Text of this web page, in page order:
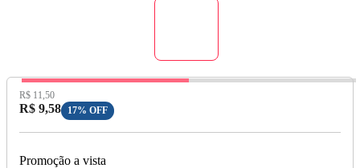
Preço Original:
R$ 11,50
Preço com Desconto:
R$ 9,58 17% OFF
Promoção a vista